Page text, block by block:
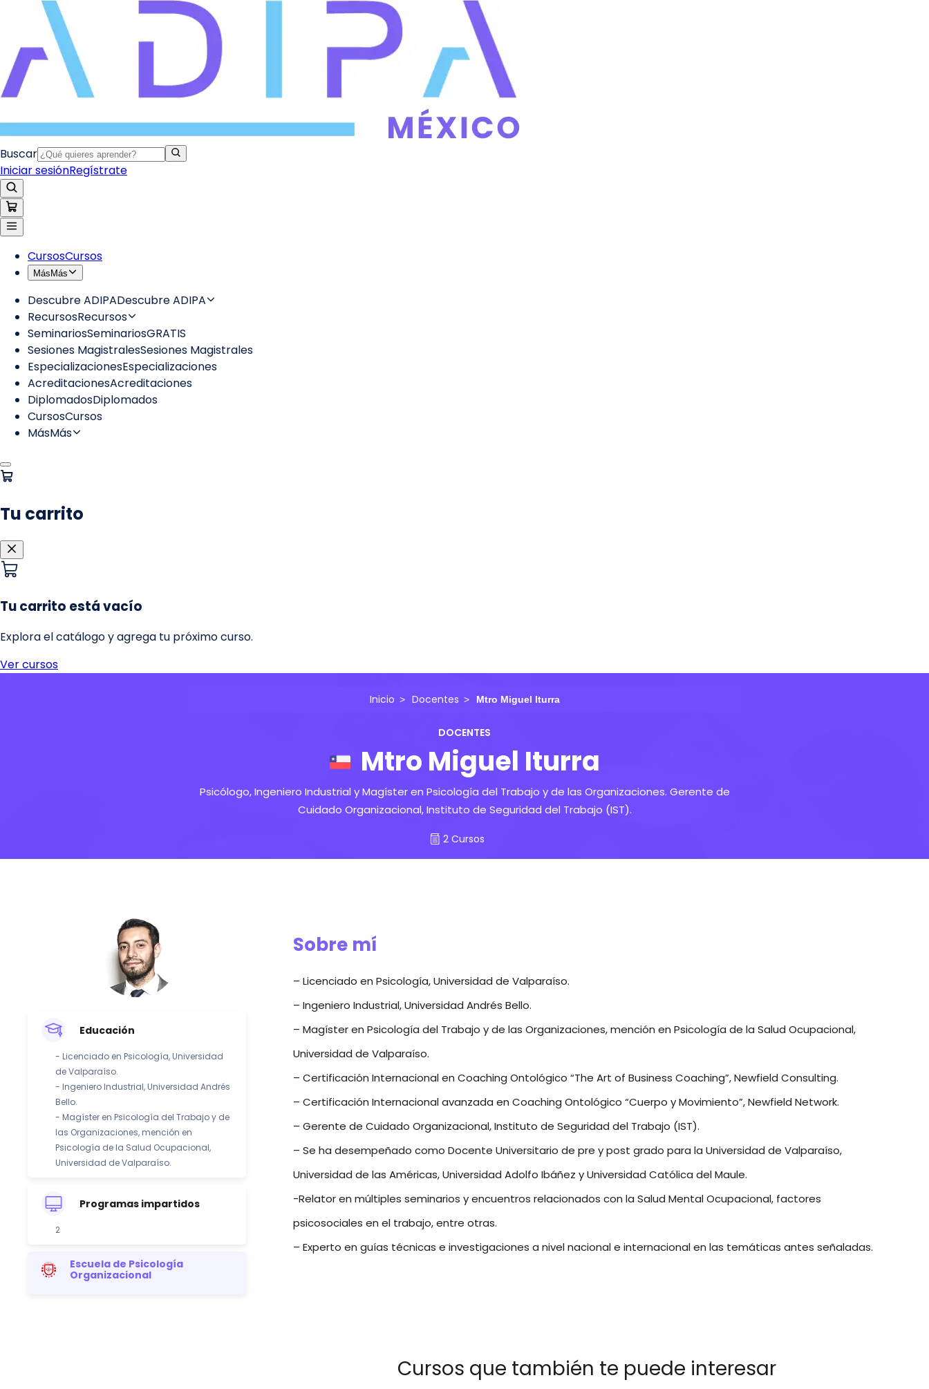
Inicio Docentes Mtro Miguel Iturra
DOCENTES
Mtro Miguel Iturra
Psicólogo, Ingeniero Industrial y Magíster en Psicología del Trabajo y de las Organizaciones. Gerente de
Cuidado Organizacional, Instituto de Seguridad del Trabajo (IST).
2 Cursos
Educación
- Licenciado en Psicología, Universidad
de Valparaíso.
- Ingeniero Industrial, Universidad Andrés
Bello.
- Magíster en Psicología del Trabajo y de
las Organizaciones, mención en
Psicología de la Salud Ocupacional,
Universidad de Valparaíso.
Programas impartidos
2
Escuela de Psicología
Organizacional
Sobre mí
– Licenciado en Psicología, Universidad de Valparaíso.
– Ingeniero Industrial, Universidad Andrés Bello.
– Magíster en Psicología del Trabajo y de las Organizaciones, mención en Psicología de la Salud Ocupacional,
Universidad de Valparaíso.
– Certificación Internacional en Coaching Ontológico “The Art of Business Coaching”, Newfield Consulting.
– Certificación Internacional avanzada en Coaching Ontológico “Cuerpo y Movimiento”, Newfield Network.
– Gerente de Cuidado Organizacional, Instituto de Seguridad del Trabajo (IST).
– Se ha desempeñado como Docente Universitario de pre y post grado para la Universidad de Valparaíso,
Universidad de las Américas, Universidad Adolfo Ibáñez y Universidad Católica del Maule.
-Relator en múltiples seminarios y encuentros relacionados con la Salud Mental Ocupacional, factores
psicosociales en el trabajo, entre otras.
– Experto en guías técnicas e investigaciones a nivel nacional e internacional en las temáticas antes señaladas.
Cursos que también te puede interesar